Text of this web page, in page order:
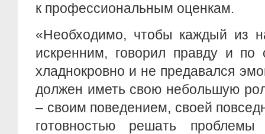
к профессиональным оценкам.
«Необходимо, чтобы каждый из
искренним, говорил правду и по
хладнокровно и не предавался
должен иметь свою небольшую
– своим поведением, своей
готовностью решать